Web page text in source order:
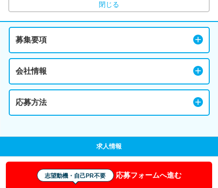
閉じる
募集要項
会社情報
応募方法
求人情報
志望動機・自己PR不要 応募フォームへ進む